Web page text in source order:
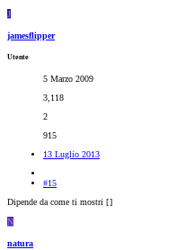
J
jamesflipper
Utente
5 Marzo 2009
3,118
2
915
13 Luglio 2013
#15
Dipende da come ti mostri []
N
natura